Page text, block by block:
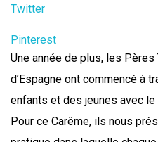
Twitter
Pinterest
Une année de plus, les
d’Espagne ont commencé à
enfants et des jeunes avec le
Pour ce Carême, ils nous